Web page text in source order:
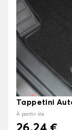
Tappetini
À partir de